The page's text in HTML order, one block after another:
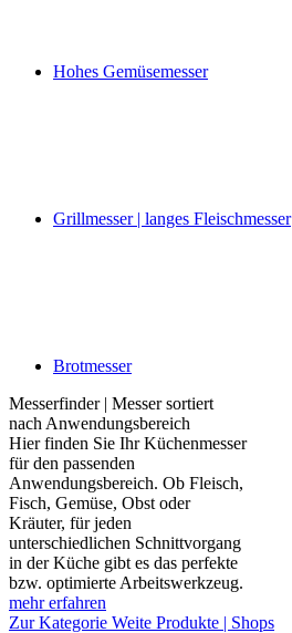
Hohes Gemüsemesser
Grillmesser | langes Fleischmesser
Brotmesser
Messerfinder | Messer sortiert
nach Anwendungsbereich
Hier finden Sie Ihr Küchenmesser
für den passenden
Anwendungsbereich. Ob Fleisch,
Fisch, Gemüse, Obst oder
Kräuter, für jeden
unterschiedlichen Schnittvorgang
in der Küche gibt es das perfekte
bzw. optimierte Arbeitswerkzeug.
mehr erfahren
Zur Kategorie Weite Produkte | Shops